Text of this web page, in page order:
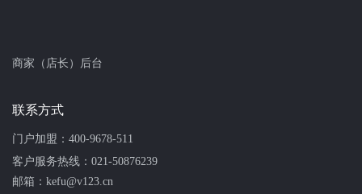
商家（店长）后台
联系方式
门户加盟： 400-9678-511
客户服务热线： 021-50876239
邮箱：kefu@v123.cn